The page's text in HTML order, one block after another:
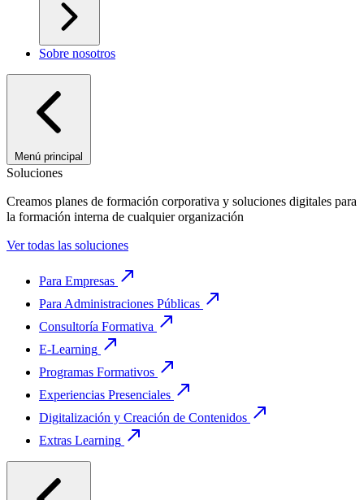
Sobre nosotros
Menú principal
Soluciones
Creamos planes de formación corporativa y soluciones digitales para
la formación interna de cualquier organización
Ver todas las soluciones
Para Empresas
Para Administraciones Públicas
Consultoría Formativa
E-Learning
Programas Formativos
Experiencias Presenciales
Digitalización y Creación de Contenidos
Extras Learning